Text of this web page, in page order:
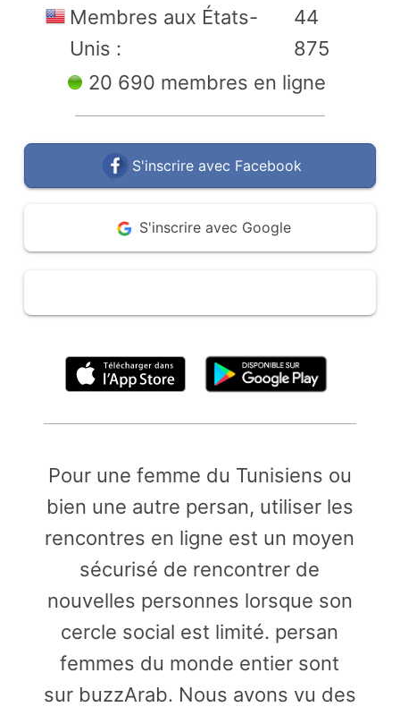
Membres aux États-
Unis :
44
875
20 690 membres en ligne
S'inscrire avec Facebook
S'inscrire avec Google
Pour une femme du Tunisiens ou
bien une autre persan, utiliser les
rencontres en ligne est un moyen
sécurisé de rencontrer de
nouvelles personnes lorsque son
cercle social est limité. persan
femmes du monde entier sont
sur buzzArab. Nous avons vu des